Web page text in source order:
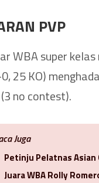
PVP
WBA super
25 KO)
(3 no contest).
Juga
Petinju Pelatnas
Juara WBA Rolly